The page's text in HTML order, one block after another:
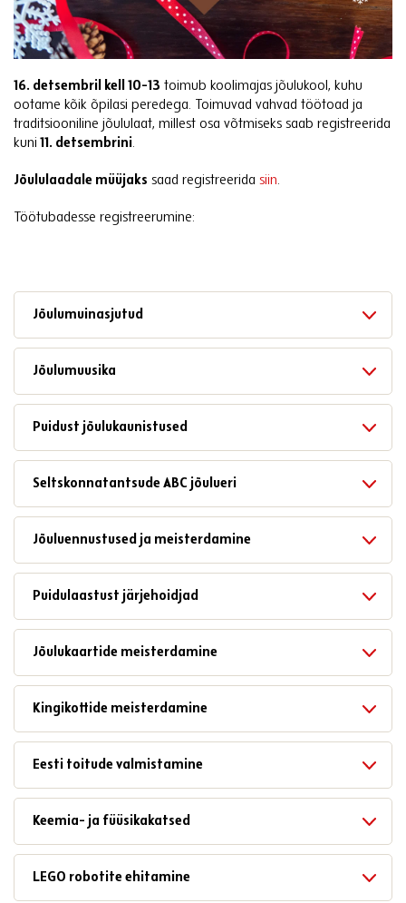
16. detsembril kell 10-13 toimub koolimajas jõulukool, kuhu
ootame kõik õpilasi peredega. Toimuvad vahvad töötoad ja
traditsiooniline jõululaat, millest osa võtmiseks saab registreerida
kuni 11. detsembrini.
Jõululaadale müüjaks saad registreerida siin.
Töötubadesse registreerumine:
Jõulumuinasjutud
Jõulumuusika
Puidust jõulukaunistused
Seltskonnatantsude ABC jõulueri
Jõuluennustused ja meisterdamine
Puidulaastust järjehoidjad
Jõulukaartide meisterdamine
Kingikottide meisterdamine
Eesti toitude valmistamine
Keemia- ja füüsikakatsed
LEGO robotite ehitamine